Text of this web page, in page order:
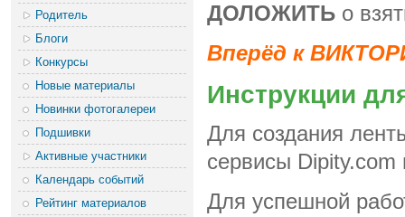
Родитель
Блоги
Конкурсы
Новые материалы
Новинки фотогалереи
Подшивки
Активные участники
Календарь событий
Рейтинг материалов
ДОЛОЖИТЬо
Вперёд к
Инструкции
Для создания
сервисы
Для успешной